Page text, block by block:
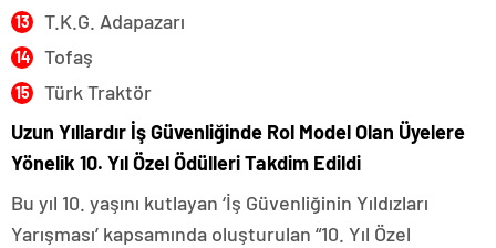
T.K.G. Adapazarı
Tofaş
Türk Traktör
Uzun Yıllardır İş Güvenliğinde Rol Model Olan Üyelere
Yönelik 10. Yıl Özel Ödülleri Takdim Edildi
Bu yıl 10. yaşını kutlayan ‘İş Güvenliğinin Yıldızları
Yarışması’ kapsamında oluşturulan “10. Yıl Özel